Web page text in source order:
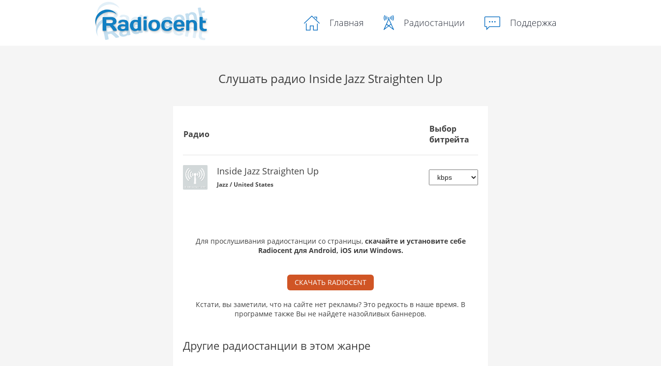
Главная Радиостанции Поддержка
Слушать радио Inside Jazz Straighten Up
Радио
Выбор
битрейта
Inside Jazz Straighten Up
Jazz / United States
Для прослушивания радиостанции со страницы, скачайте и установите себе
Radiocent для Android, iOS или Windows.
СКАЧАТЬ RADIOCENT
Кстати, вы заметили, что на сайте нет рекламы? Это редкость в наше время. В
программе также Вы не найдете назойливых баннеров.
Другие радиостанции в этом жанре